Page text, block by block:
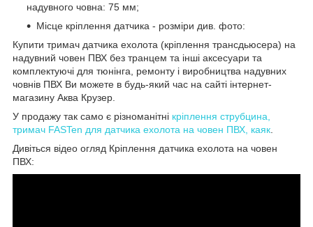
надувного човна: 75 мм;
Місце кріплення датчика - розміри див. фото:
Купити тримач датчика ехолота (кріплення трансдьюсера) на
надувний човен ПВХ без транцем та інші аксесуари та
комплектуючі для тюнінга, ремонту і виробництва надувних
човнів ПВХ Ви можете в будь-який час на сайті інтернет-
магазину Аква Крузер.
У продажу так само є різноманітні кріплення струбцина,
тримач FASTen для датчика ехолота на човен ПВХ, каяк
Дивіться відео огляд Кріплення датчика ехолота на човен
ПВХ: